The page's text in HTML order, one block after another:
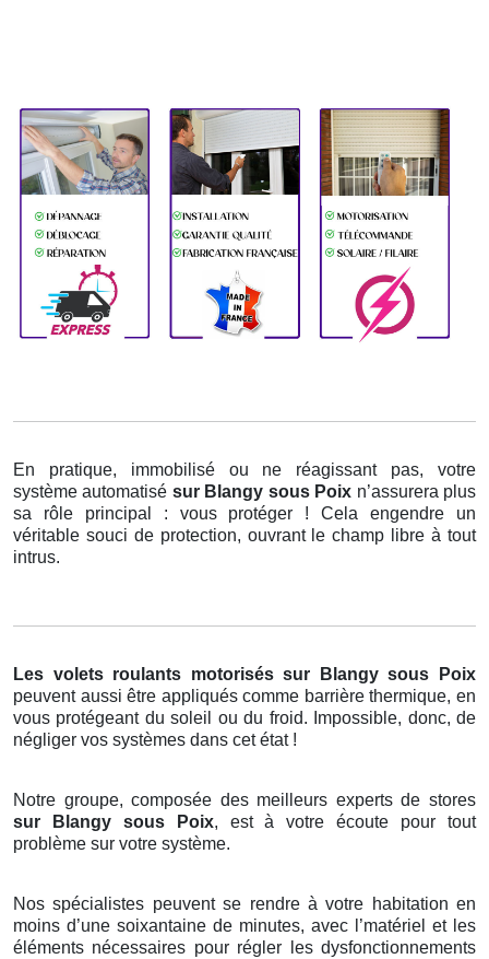
En pratique, immobilisé ou ne réagissant pas, votre
système automatisé sur Blangy sous Poix n’assurera plus
sa rôle principal : vous protéger ! Cela engendre un
véritable souci de protection, ouvrant le champ libre à tout
intrus.
Les volets roulants motorisés sur Blangy sous Poix
peuvent aussi être appliqués comme barrière thermique, en
vous protégeant du soleil ou du froid. Impossible, donc, de
négliger vos systèmes dans cet état !
Notre groupe, composée des meilleurs experts de stores
sur Blangy sous Poix, est à votre écoute pour tout
problème sur votre système.
Nos spécialistes peuvent se rendre à votre habitation en
moins d’une soixantaine de minutes, avec l’matériel et les
éléments nécessaires pour régler les dysfonctionnements